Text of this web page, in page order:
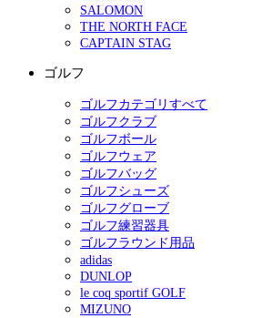
SALOMON
THE NORTH FACE
CAPTAIN STAG
ゴルフ
ゴルフカテゴリすべて
ゴルフクラブ
ゴルフボール
ゴルフウェア
ゴルフバッグ
ゴルフシューズ
ゴルフグローブ
ゴルフ練習器具
ゴルフラウンド用品
adidas
DUNLOP
le coq sportif GOLF
MIZUNO